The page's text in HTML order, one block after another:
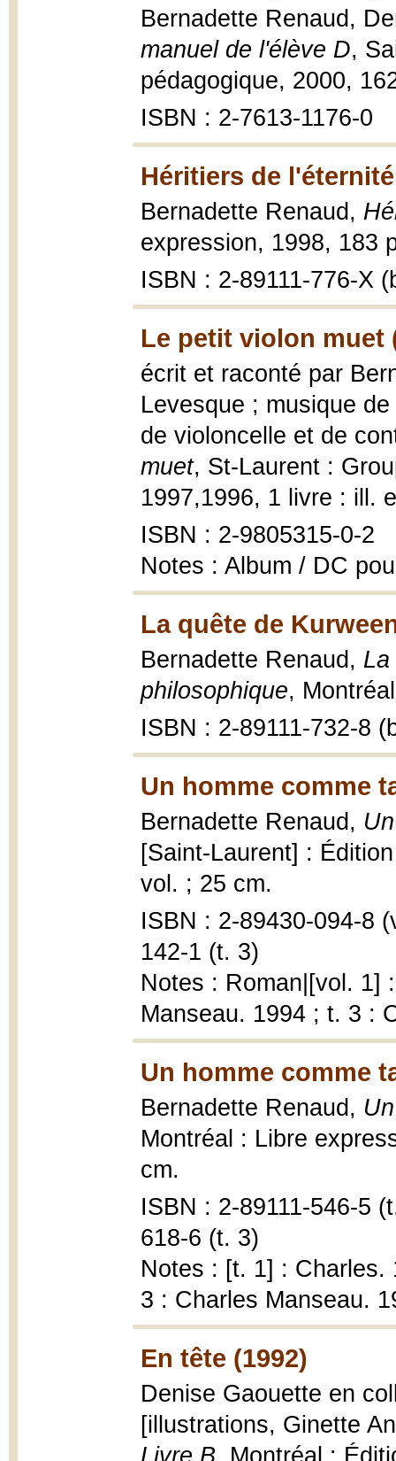
Bernadette Renaud,
manuel de l'élève D,
pédagogique, 2000,
ISBN : 2-7613-1176-0
Héritiers de
Bernadette Renaud,
expression, 1998, 183
ISBN : 2-89111-776-X
Le petit violon muet
écrit et raconté par
Levesque ; musique
de violoncelle et de
muet, St-Laurent :
1997,1996, 1 livre : ill.
ISBN : 2-9805315-0-2
Notes : Album / DC
La quête de
Bernadette Renaud,
philosophique,
ISBN : 2-89111-732-8
Un homme comme
Bernadette Renaud,
[Saint-Laurent] :
vol. ; 25 cm.
ISBN : 2-89430-094-8
142-1 (t. 3)
Notes : Roman|[vol. 1]
Manseau. 1994 ; t. 3 :
Un homme comme
Bernadette Renaud,
Montréal : Libre
cm.
ISBN : 2-89111-546-5
618-6 (t. 3)
Notes : [t. 1] : Charles.
3 : Charles Manseau.
En tête (1992)
Denise Gaouette en
[illustrations, Ginette
Livre B , Montréal :